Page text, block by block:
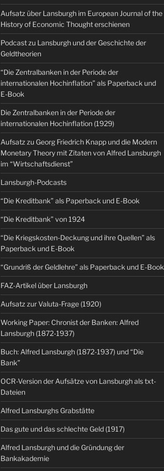
Aufsatz über Lansburgh im European Journal of the
History of Economic Thought erschienen
Podcast zu Lansburgh und der Geschichte der
Geldtheorien
“Die Zentralbanken in der Periode der
internationalen Hochinflation” als Paperback und
E-Book
Die Zentralbanken in der Periode der
internationalen Hochinflation (1929)
Aufsatz zu Georg Friedrich Knapp und die Modern
Monetary Theory mit Zitaten von Alfred Lansburgh
im “Wirtschaftsdienst”
Lansburgh-Podcasts
“Die Kreditbank” als Paperback und E-Book
“Die Kreditbank” von 1924
“Die Kriegskosten-Deckung und ihre Quellen” als
Paperback und E-Book
“Grundriß der Geldlehre” als Paperback und E-Book
FAZ-Artikel über Lansburgh
Aufsatz zur Valuta-Frage (1920)
Working Paper: Chronist der Banken: Alfred
Lansburgh (1872-1937)
Buch: Alfred Lansburgh (1872-1937) und “Die
Bank”
OCR-Version der Aufsätze von Lansburgh als txt-
Dateien
Alfred Lansburghs Grabstätte
Das gute und das schlechte Geld (1917)
Alfred Lansburgh und die Gründung der
Bankakademie